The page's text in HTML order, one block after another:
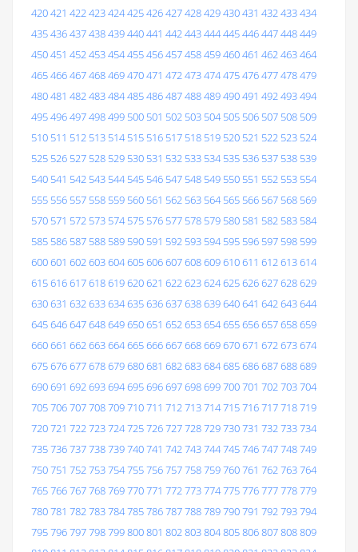
420421 422423424425426427428429430431 432433434
435436437438439440441 442443444445446447448449
450451 452453454455456457458459460461 462463464
465466467468469470471 472473474475476477478479
480481 482483484485486487488489490491 492493494
495496497498499 500 501 502 503 504 505 506 507 508 509
510 511 512 513 514 515 516 517 518 519 520 521 522 523 524
525 526 527 528 529 530 531 532 533 534 535 536 537 538 539
540 541 542 543 544 545 546 547 548 549 550 551 552 553 554
555 556 557 558 559 560 561 562 563 564 565 566 567 568 569
570 571 572 573 574 575 576 577 578 579 580 581 582 583 584
585 586 587 588 589 590 591 592 593 594 595 596 597 598 599
600601 602603604605606607608609610611 612613614
615616617618619620621 622623624625626627628629
630631 632633634635636637638639640641 642643644
645646647648649650651 652653654655656657658659
660661 662663664665666667668669670671 672673674
675676677678679680681 682683684685686687688689
690691 692693694695696697698699700701 702703704
705706707708709710711 712713714715716717718719
720721 722723724725726727728729730731 732733734
735736737738739740741 742743744745746747748749
750751 752753754755756757758759760761 762763764
765766767768769770771 772773774775776777778779
780781 782783784785786787788789790791 792793794
795796797798799800801 802803804805806807808809